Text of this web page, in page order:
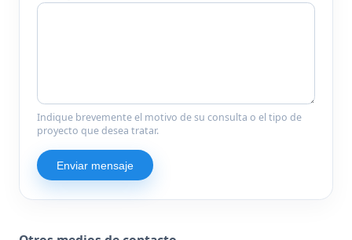
Indique brevemente el motivo de su consulta o el tipo de
proyecto que desea tratar.
Enviar mensaje